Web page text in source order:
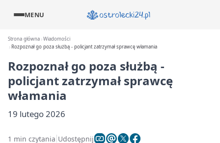
MENU
Strona główna Wiadomości
Rozpoznał go poza służbą - policjant zatrzymał sprawcę włamania
Rozpoznał go poza służbą -
policjant zatrzymał sprawcę
włamania
19 lutego 2026
1 min czytania Udostępnij